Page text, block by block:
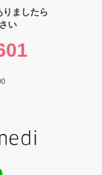
りましたら
い